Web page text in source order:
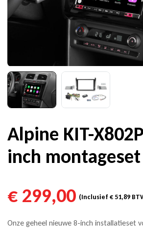
Alpine KIT-
inch montageset
€ 299,00 (Inclusief € 51,89
Onze geheel nieuwe 8-inch installatieset